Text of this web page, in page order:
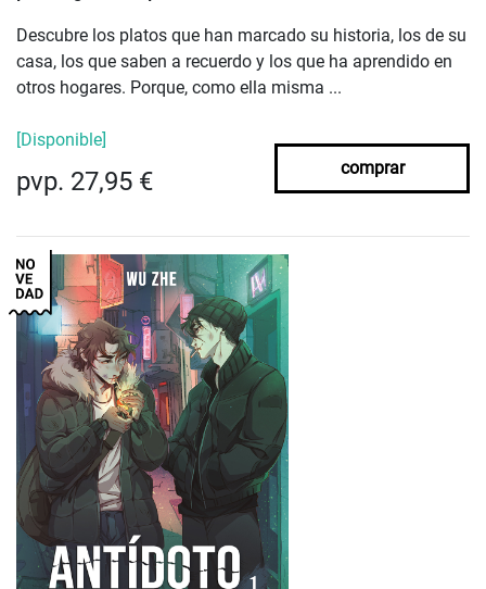
Descubre los platos que han marcado su historia, los de su
casa, los que saben a recuerdo y los que ha aprendido en
otros hogares. Porque, como ella misma ...
[Disponible]
pvp. 27,95 € comprar